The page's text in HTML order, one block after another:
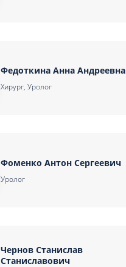
Федоткина Анна Андреевна
Хирург, Уролог
Фоменко Антон Сергеевич
Уролог
Чернов Станислав
Станиславович